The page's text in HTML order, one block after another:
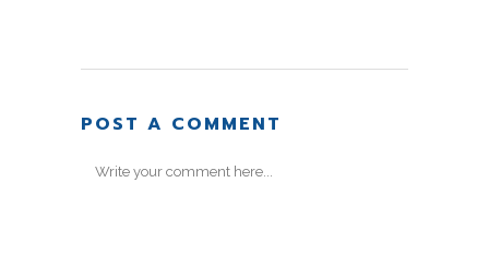
POST A COMMENT